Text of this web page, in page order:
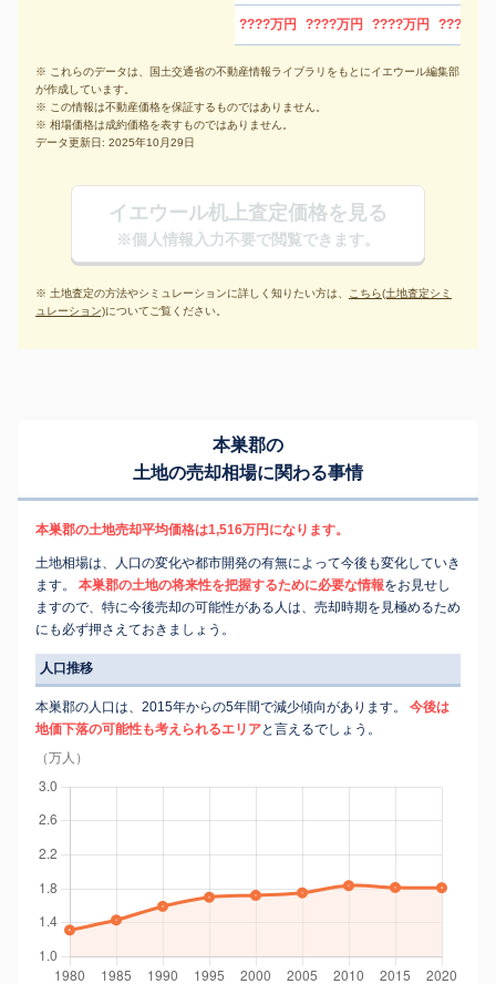
????万円 ????万円 ????万円 ????万円
※ これらのデータは、国土交通省の不動産情報ライブラリをもとにイエウール編集部
が作成しています。
※ この情報は不動産価格を保証するものではありません。
※ 相場価格は成約価格を表すものではありません。
データ更新日: 2025年10月29日
イエウール机上査定価格を見る
※個人情報入力不要で閲覧できます。
※ 土地査定の方法やシミュレーションに詳しく知りたい方は、 こちら(土地査定シミ
ュレーション)についてご覧ください。
本巣郡の
土地の売却相場に関わる事情
本巣郡の土地売却平均価格は1,516万円になります。
土地相場は、人口の変化や都市開発の有無によって今後も変化していき
ます。
本巣郡の土地の将来性を把握するために必要な情報をお見せし
ますので、特に今後売却の可能性がある人は、売却時期を見極めるため
にも必ず押さえておきましょう。
人口推移
本巣郡の人口は、2015年からの5年間で減少傾向があります。
今後は
地価下落の可能性も考えられるエリアと言えるでしょう。
（万人）